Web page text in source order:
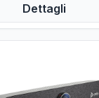
Dettagli